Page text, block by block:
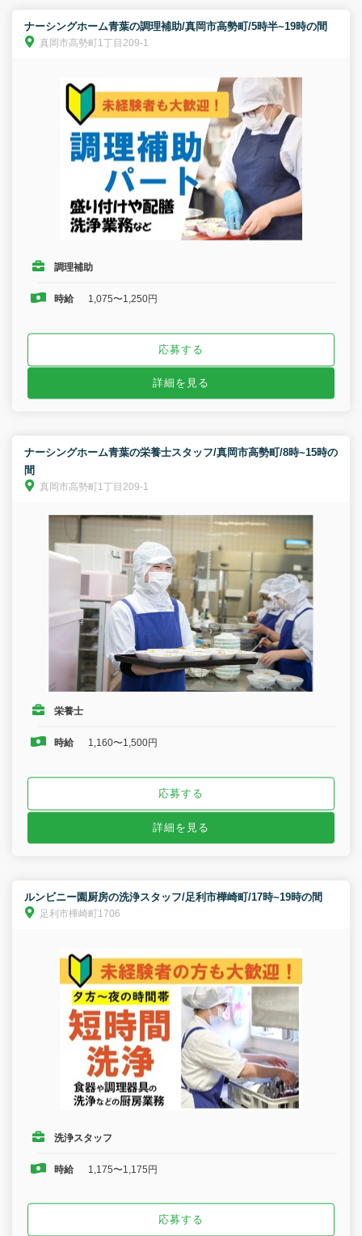
ナーシングホーム青葉の調理補助/真岡市高勢町/5時半~19時の間
真岡市高勢町1丁目209-1
調理補助
時給 1,075〜1,250円
応募する
詳細を見る
ナーシングホーム青葉の栄養士スタッフ/真岡市高勢町/8時~15時の
間
真岡市高勢町1丁目209-1
栄養士
時給 1,160〜1,500円
応募する
詳細を見る
ルンビニー園厨房の洗浄スタッフ/足利市樺崎町/17時~19時の間
足利市樺崎町1706
洗浄スタッフ
時給 1,175〜1,175円
応募する